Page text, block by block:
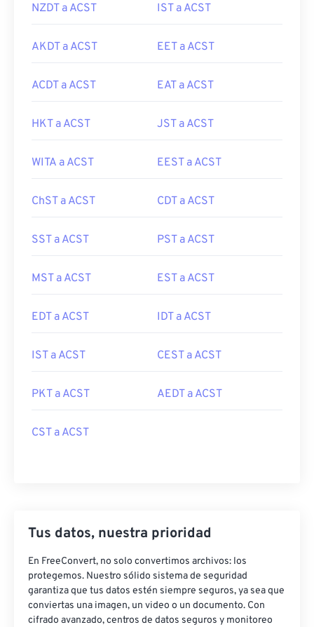
NZDT a ACST IST a ACST
AKDT a ACST EET a ACST
ACDT a ACST EAT a ACST
HKT a ACST JST a ACST
WITA a ACST EEST a ACST
ChST a ACST CDT a ACST
SST a ACST PST a ACST
MST a ACST EST a ACST
EDT a ACST IDT a ACST
IST a ACST CEST a ACST
PKT a ACST AEDT a ACST
CST a ACST
Tus datos, nuestra prioridad
En FreeConvert, no solo convertimos archivos: los
protegemos. Nuestro sólido sistema de seguridad
garantiza que tus datos estén siempre seguros, ya sea que
conviertas una imagen, un video o un documento. Con
cifrado avanzado, centros de datos seguros y monitoreo